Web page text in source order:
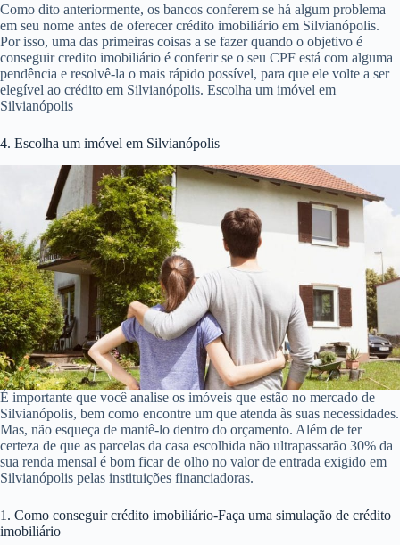
Como dito anteriormente, os bancos conferem se há algum problema
em seu nome antes de oferecer crédito imobiliário em Silvianópolis.
Por isso, uma das primeiras coisas a se fazer quando o objetivo é
conseguir credito imobiliário é conferir se o seu CPF está com alguma
pendência e resolvê-la o mais rápido possível, para que ele volte a ser
elegível ao crédito em Silvianópolis. Escolha um imóvel em
Silvianópolis
4. Escolha um imóvel em Silvianópolis
É importante que você analise os imóveis que estão no mercado de
Silvianópolis, bem como encontre um que atenda às suas necessidades.
Mas, não esqueça de mantê-lo dentro do orçamento. Além de ter
certeza de que as parcelas da casa escolhida não ultrapassarão 30% da
sua renda mensal é bom ficar de olho no valor de entrada exigido em
Silvianópolis pelas instituições financiadoras.
1. Como conseguir crédito imobiliário-Faça uma simulação de crédito
imobiliário